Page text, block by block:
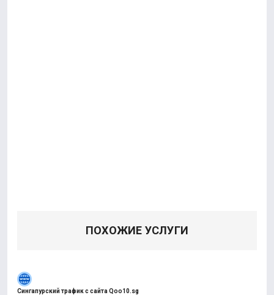
ПОХОЖИЕ УСЛУГИ
Сингапурский трафик с сайта Qoo10.sg